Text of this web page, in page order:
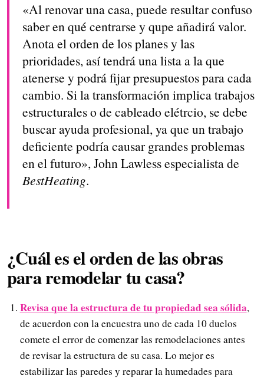
«Al renovar una casa, puede resultar confuso
saber en qué centrarse y qupe añadirá valor.
Anota el orden de los planes y las
prioridades, así tendrá una lista a la que
atenerse y podrá fijar presupuestos para cada
cambio. Si la transformación implica trabajos
estructurales o de cableado elétrcio, se debe
buscar ayuda profesional, ya que un trabajo
deficiente podría causar grandes problemas
en el futuro», John Lawless especialista de
BestHeating.
¿Cuál es el orden de las obras
para remodelar tu casa?
Revisa que la estructura de tu propiedad sea sólida,
de acuerdon con la encuestra uno de cada 10 duelos
comete el error de comenzar las remodelaciones antes
de revisar la estructura de su casa. Lo mejor es
estabilizar las paredes y reparar la humedades para